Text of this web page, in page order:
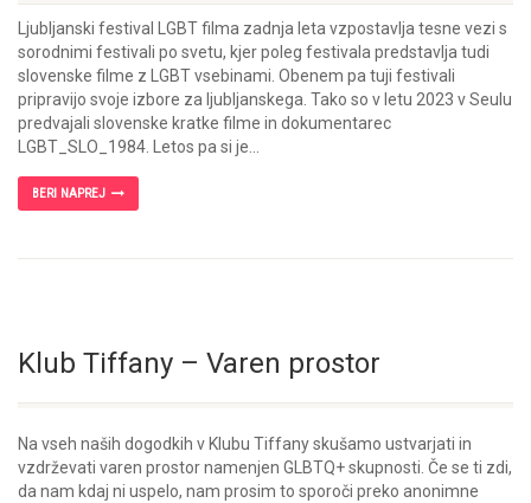
Ljubljanski festival LGBT filma zadnja leta vzpostavlja tesne vezi s
sorodnimi festivali po svetu, kjer poleg festivala predstavlja tudi
slovenske filme z LGBT vsebinami. Obenem pa tuji festivali
pripravijo svoje izbore za ljubljanskega. Tako so v letu 2023 v Seulu
predvajali slovenske kratke filme in dokumentarec
LGBT_SLO_1984. Letos pa si je...
BERI NAPREJ
Klub Tiffany – Varen prostor
Na vseh naših dogodkih v Klubu Tiffany skušamo ustvarjati in
vzdrževati varen prostor namenjen GLBTQ+ skupnosti. Če se ti zdi,
da nam kdaj ni uspelo, nam prosim to sporoči preko anonimne